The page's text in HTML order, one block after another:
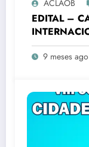
ACLAOB
EDITAL –
LITERÁRIO
BRANCO”
9 meses ago